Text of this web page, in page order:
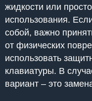
жидкости или
использования.
собой, важно
от физических
использовать
клавиатуры. В
вариант – это